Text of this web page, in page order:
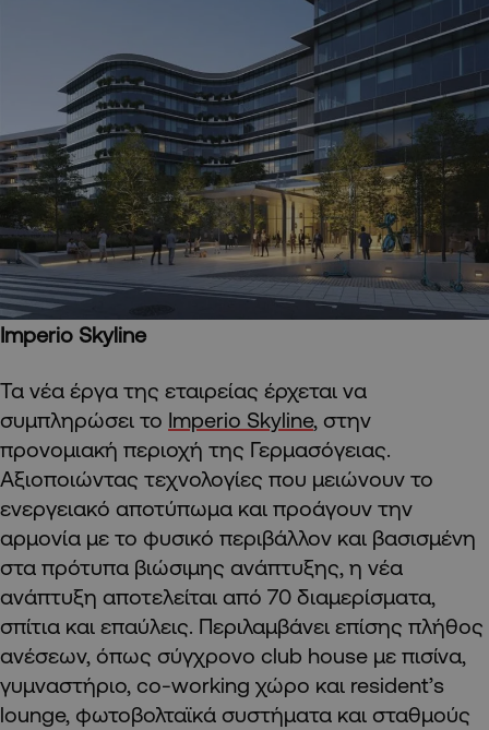
Imperio Skyline
Τα νέα έργα της εταιρείας έρχεται να
συμπληρώσει το Ιmperio Skyline, στην
προνομιακή περιοχή της Γερμασόγειας.
Αξιοποιώντας τεχνολογίες που μειώνουν το
ενεργειακό αποτύπωμα και προάγουν την
αρμονία με το φυσικό περιβάλλον και βασισμένη
στα πρότυπα βιώσιμης ανάπτυξης, η νέα
ανάπτυξη αποτελείται από 70 διαμερίσματα,
σπίτια και επαύλεις. Περιλαμβάνει επίσης πλήθος
ανέσεων, όπως σύγχρονο club house με πισίνα,
γυμναστήριο, co-working χώρο και resident’s
lounge, φωτοβολταϊκά συστήματα και σταθμούς